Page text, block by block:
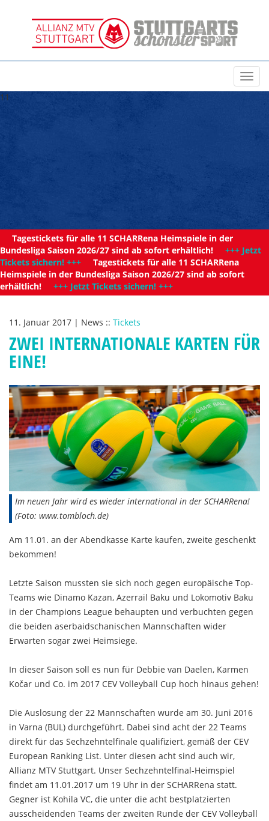
11
Tagestickets für alle 11 SCHARRena Heimspiele in der
Bundesliga Saison 2026/27 sind ab sofort erhältlich! +++ Jetzt
Tickets sichern! +++ Tagestickets für alle 11 SCHARRena
Heimspiele in der Bundesliga Saison 2026/27 sind ab sofort
erhältlich! +++ Jetzt Tickets sichern! +++
11. Januar 2017 | News :: Tickets
ZWEI INTERNATIONALE KARTEN FÜR
EINE!
Im neuen Jahr wird es wieder international in der SCHARRena!
(Foto: www.tombloch.de)
Am 11.01. an der Abendkasse Karte kaufen, zweite geschenkt
bekommen!
Letzte Saison mussten sie sich noch gegen europäische Top-
Teams wie Dinamo Kazan, Azerrail Baku und Lokomotiv Baku
in der Champions League behaupten und verbuchten gegen
die beiden aserbaidschanischen Mannschaften wider
Erwarten sogar zwei Heimsiege.
In dieser Saison soll es nun für Debbie van Daelen, Karmen
Kočar und Co. im 2017 CEV Volleyball Cup hoch hinaus gehen!
Die Auslosung der 22 Mannschaften wurde am 30. Juni 2016
in Varna (BUL) durchgeführt. Dabei sind acht der 22 Teams
direkt für das Sechzehntelfinale qualifiziert, gemäß der CEV
European Ranking List. Unter diesen acht sind auch wir,
Allianz MTV Stuttgart. Unser Sechzehntelfinal-Heimspiel
findet am 11.01.2017 um 19 Uhr in der SCHARRena statt.
Gegner ist Kohila VC, die unter die acht bestplatzierten
ausscheidenden Teams der zweiten Runde der CEV Volleyball